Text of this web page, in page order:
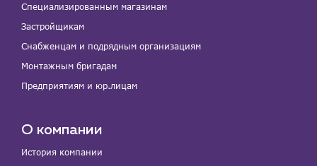
Специализированным магазинам
Застройщикам
Снабженцам и подрядным организациям
Монтажным бригадам
Предприятиям и юр.лицам
О компании
История компании